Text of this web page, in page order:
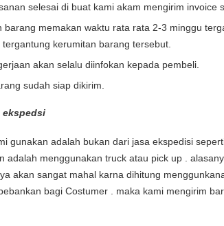
selesai di buat kami akam mengirim invoice
barang memakan waktu rata rata 2-3 minggu
kerumitan barang tersebut.
akan selalu diinfokan kepada pembeli.
sudah siap dikirim.
ekspedsi
gunakan adalah bukan dari jasa ekspedisi
adalah menggunakan truck atau pick up .
akan sangat mahal karna dihitung
bagi Costumer . maka kami mengirim